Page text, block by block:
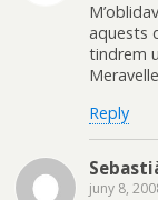
aquests
tindrem
Reply
juny 8,